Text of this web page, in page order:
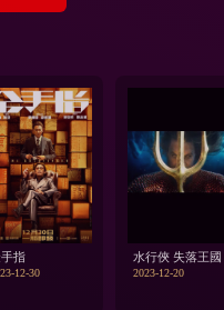
指
12-30
水行俠 失落王國
2023-12-20